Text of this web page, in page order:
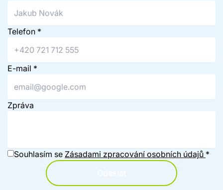
Telefon *
E-mail *
Zpráva
Souhlasím se Zásadami zpracování osobních údajů *